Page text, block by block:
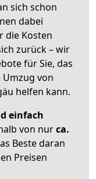
sich schon
dabei
die Kosten
zurück – wir
für Sie, das
von
helfen kann.
einfach
von nurca.
Beste daran
Preisen